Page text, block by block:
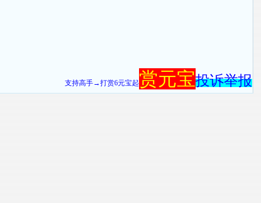
支持高手→打赏6元宝起赏元宝投诉举报